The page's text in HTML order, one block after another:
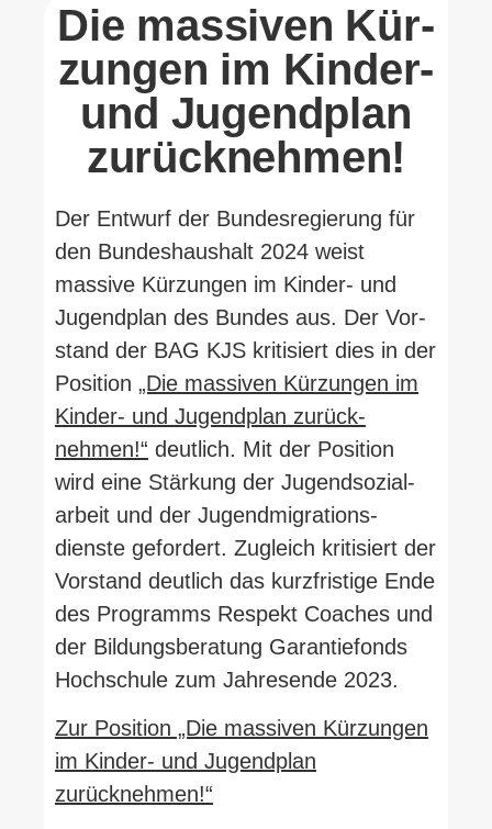
Die mas­siven Kür­
zungen im Kinder-
und Jugendplan
zurücknehmen!
Der Entwurf der Bun­des­re­gierung für
den Bun­des­haushalt 2024 weist
massive Kür­zungen im Kinder- und
Jugendplan des Bundes aus. Der Vor­
stand der BAG KJS kri­ti­siert dies in der
Position „Die mas­siven Kür­zungen im
Kinder- und Jugendplan zurück­
nehmen!“ deutlich. Mit der Position
wird eine Stärkung der Jugend­so­zi­al­
arbeit und der Jugend­mi­gra­ti­ons­
dienste gefordert. Zugleich kri­ti­siert der
Vor­stand deutlich das kurz­fristige Ende
des Pro­gramms Respekt Coaches und
der Bil­dungs­be­ratung Garan­tie­fonds
Hoch­schule zum Jah­resende 2023.
Zur Position „Die mas­siven Kür­zungen
im Kinder- und Jugendplan
zurücknehmen!“